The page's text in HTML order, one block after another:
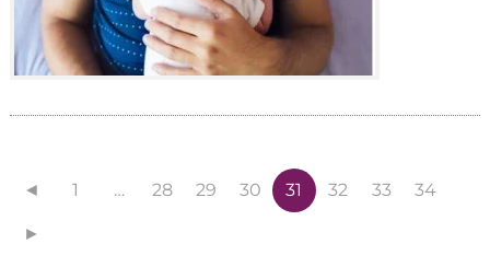
◄ 1 … 28 29 30 31 32 33 34
►